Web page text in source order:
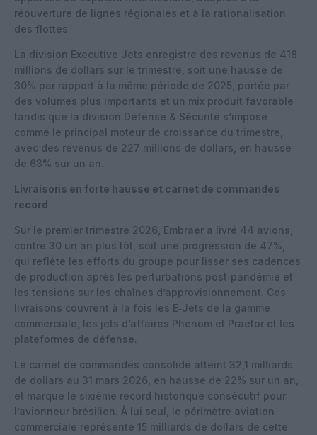
réouverture de lignes régionales et à la rationalisation
des flottes.
La division Executive Jets enregistre des revenus de 418
millions de dollars sur le trimestre, soit une hausse de
30% par rapport à la même période de 2025, portée par
des volumes plus importants et un mix produit favorable
tandis que la division Défense & Sécurité s’impose
comme le principal moteur de croissance du trimestre,
avec des revenus de 227 millions de dollars, en hausse
de 63% sur un an.
Livraisons en forte hausse et carnet de commandes
record
Sur le premier trimestre 2026, Embraer a livré 44 avions,
contre 30 un an plus tôt, soit une progression de 47%,
qui reflète les efforts du groupe pour lisser ses cadences
de production après les perturbations post‑pandémie et
les tensions sur les chaînes d’approvisionnement. Ces
livraisons couvrent à la fois les E‑Jets de la gamme
commerciale, les jets d’affaires Phenom et Praetor et les
plateformes de défense.
Le carnet de commandes consolidé atteint 32,1 milliards
de dollars au 31 mars 2026, en hausse de 22% sur un an,
et marque le sixième record historique consécutif pour
l’avionneur brésilien. À lui seul, le périmètre aviation
commerciale représente 15 milliards de dollars de cette